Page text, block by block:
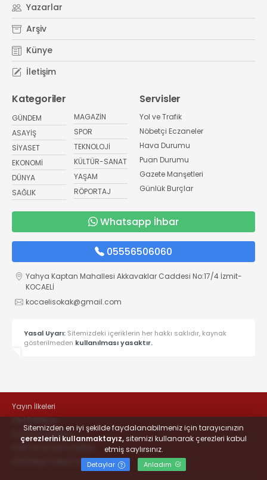
Yazarlar
Arşiv
Künye
İletişim
Kategoriler
GÜNDEM
ASAYİŞ
SİYASET
EKONOMİ
DÜNYA
SAĞLIK
MAGAZİN
SPOR
TEKNOLOJİ
KÜLTÜR-SANAT
YAŞAM
RÖPORTAJ
Servisler
Yol ve Trafik
Nöbetçi Eczaneler
Hava Durumu
Puan Durumu
Gazete Manşetleri
Günlük Burçlar
Whatsapp İhbar
05556506060
Yahya Kaptan Mahallesi Akkavaklar Caddesi No:17/4 İzmit-
KOCAELİ
kocaelisokak@gmail.com
Yasal Uyarı: Sitemizdeki içeriklerin her hakkı saklıdır, kaynak
gösterilmeden kullanılması yasaktır.
Yayın İlkeleri
Veri Politikası
Kullanım Şartları
KVKK Bilgi Talep Formu
Sitemizden en iyi şekilde faydalanabilmeniz için tarayıcınızın
çerezlerini kullanmaktayız,sitemizi kullanarak çerezleri kabul
etmiş saylırsınız.
Detaylar Anladım